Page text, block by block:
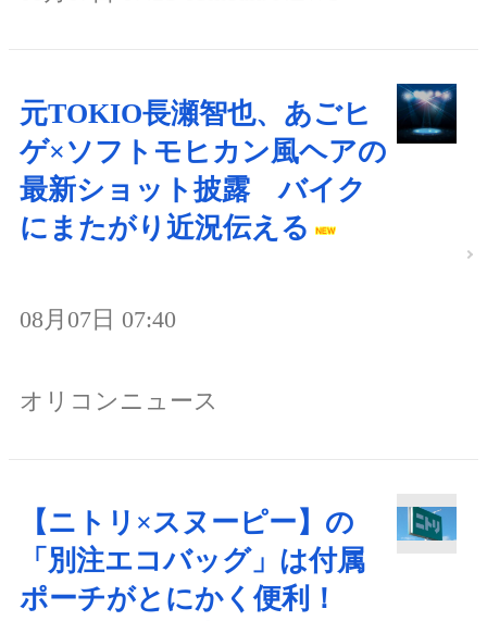
元TOKIO長瀬智也、あごヒ
ゲ×ソフトモヒカン風ヘアの
最新ショット披露 バイク
にまたがり近況伝える
08月07日 07:40
オリコンニュース
【ニトリ×スヌーピー】の
「別注エコバッグ」は付属
ポーチがとにかく便利！